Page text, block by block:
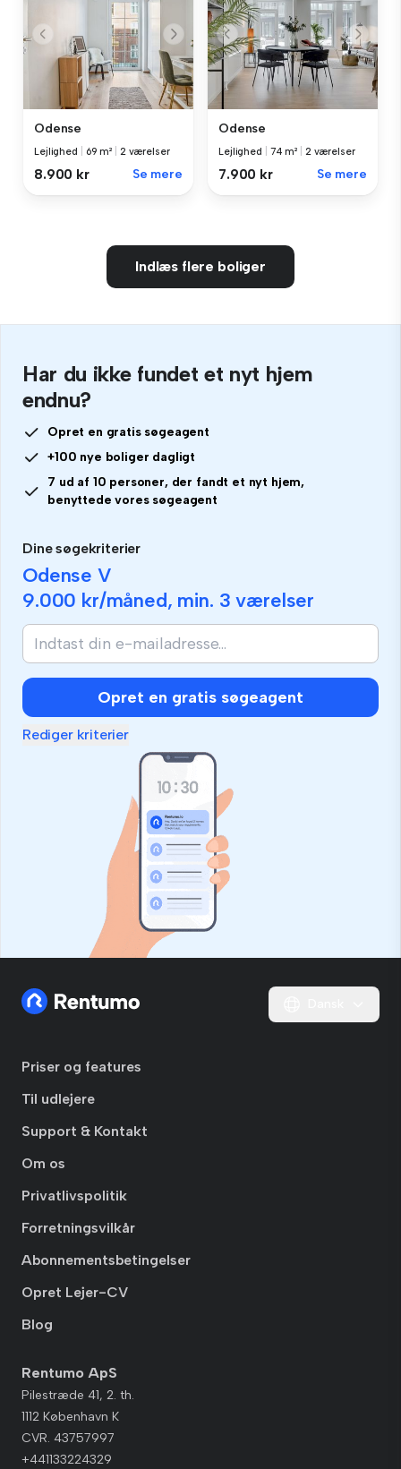
Odense
Lejlighed 69 m² 2 værelser
8.900 kr Se mere
Odense
Lejlighed 74 m² 2 værelser
7.900 kr Se mere
Indlæs flere boliger
Har du ikke fundet et nyt hjem
endnu?
Opret en gratis søgeagent
+100 nye boliger dagligt
7 ud af 10 personer, der fandt et nyt hjem,
benyttede vores søgeagent
Dine søgekriterier
Odense V
9.000 kr/måned, min. 3 værelser
Opret en gratis søgeagent
Rediger kriterier
Priser og features
Til udlejere
Support & Kontakt
Om os
Privatlivspolitik
Forretningsvilkår
Abonnementsbetingelser
Opret Lejer-CV
Blog
Rentumo ApS
Pilestræde 41, 2. th.
1112 København K
CVR. 43757997
+441133224329